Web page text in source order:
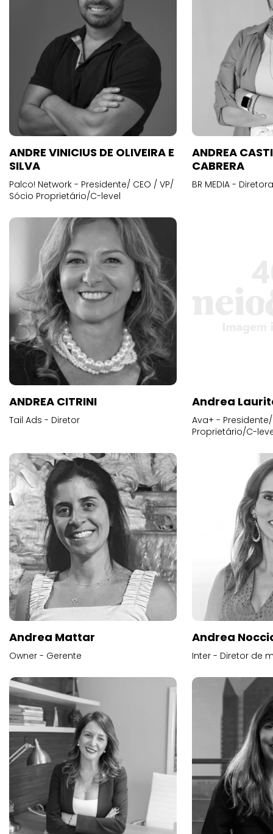
ANDRE VINICIUS DE OLIVEIRA E
SILVA
Palco! Network - Presidente/ CEO / VP/
Sócio Proprietário/C-level
ANDREA
CABRERA
BR MEDIA -
ANDREA CITRINI
Tail Ads - Diretor
Andrea
Ava+ -
Proprietário/C-
Andrea Mattar
Owner - Gerente
Andrea
Inter - Diretor de